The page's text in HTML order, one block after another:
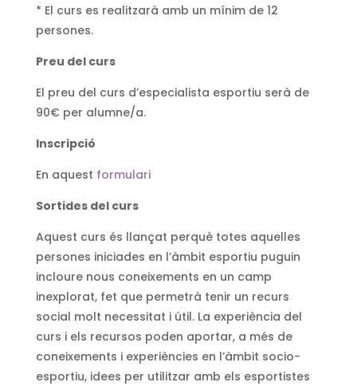
* El curs es realitzarà amb un mínim de 12
persones.
Preu del curs
El preu del curs d’especialista esportiu serà de
90€ per alumne/a.
Inscripció
En aquest formulari
Sortides del curs
Aquest curs és llançat perquè totes aquelles
persones iniciades en l’àmbit esportiu puguin
incloure nous coneixements en un camp
inexplorat, fet que permetrà tenir un recurs
social molt necessitat i útil. La experiència del
curs i els recursos poden aportar, a més de
coneixements i experiències en l’àmbit socio-
esportiu, idees per utilitzar amb els esportistes